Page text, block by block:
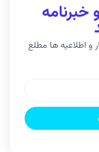
اطلاعیه ها مطلع